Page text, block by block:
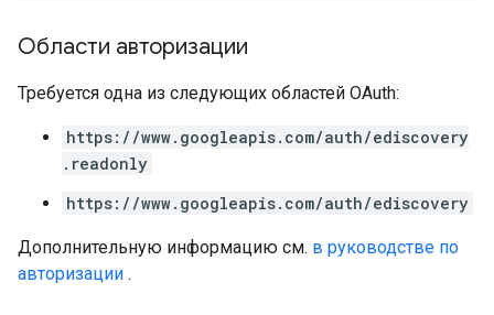
Области авторизации
Требуется одна из следующих областей OAuth:
https://www.googleapis.com/auth/ediscovery
.readonly
https://www.googleapis.com/auth/ediscovery
Дополнительную информацию см. в руководстве по
авторизации .